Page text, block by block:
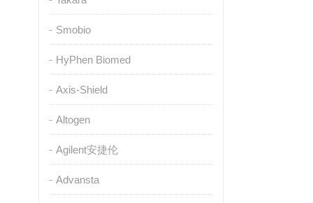
Smobio
HyPhen Biomed
Axis-Shield
Altogen
Agilent安捷伦
Advansta